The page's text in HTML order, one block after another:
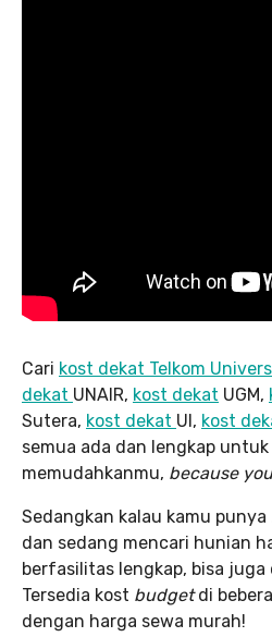
Cari kost dekat Telkom
dekat UNAIR, kost dekat UGM,
Sutera, kost dekat UI, kost
semua ada dan lengkap untuk
memudahkanmu, because
Sedangkan kalau kamu punya
dan sedang mencari hunian
berfasilitas lengkap, bisa juga
Tersedia kost budgetdi
dengan harga sewa murah!